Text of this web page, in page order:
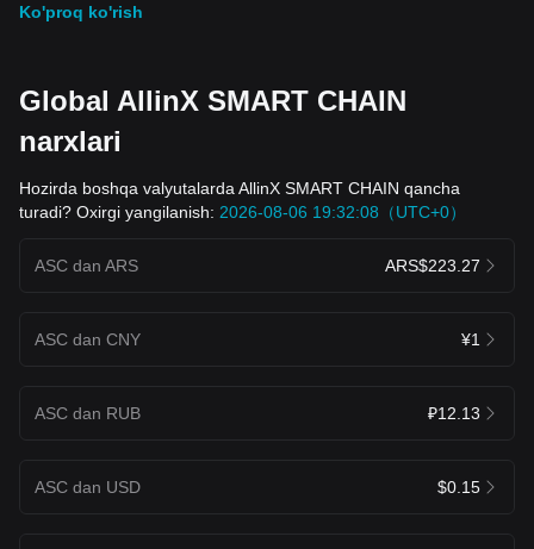
Ko'proq ko'rish
Global AllinX SMART CHAIN
narxlari
Hozirda boshqa valyutalarda AllinX SMART CHAIN qancha
turadi? Oxirgi yangilanish: 2026-08-06 19:32:08（UTC+0）
ASC dan ARS ARS$223.27
ASC dan CNY ¥1
ASC dan RUB ₽12.13
ASC dan USD $0.15